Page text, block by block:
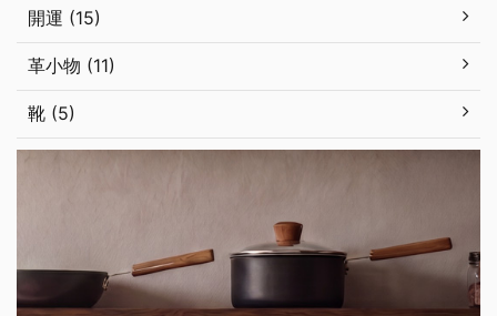
開運 (15)
革小物 (11)
靴 (5)